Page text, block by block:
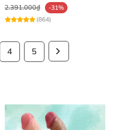
2.391.000₫
-31%
(864)
4 5